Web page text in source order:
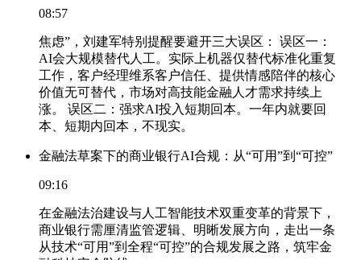
08:57
焦虑”，刘建军特别提醒要避开三大误区： 误区一：
AI会大规模替代人工。实际上机器仅替代标准化重复
工作，客户经理维系客户信任、提供情感陪伴的核心
价值无可替代，市场对高技能金融人才需求持续上
涨。 误区二：强求AI投入短期回本。一年内就要回
本、短期内回本，不现实。
金融法草案下的商业银行AI合规：从“可用”到“可控”
09:16
在金融法治建设与人工智能技术双重变革的背景下，
商业银行需厘清监管逻辑、明晰发展方向，走出一条
从技术“可用”到全程“可控”的合规发展之路，筑牢金